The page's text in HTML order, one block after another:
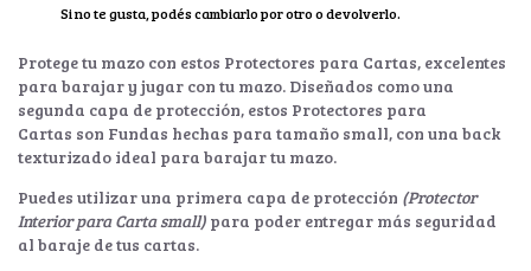
Si no te gusta, podés cambiarlo por otro o devolverlo.
Protege tu mazo con estos Protectores para Cartas, excelentes
para barajar y jugar con tu mazo. Diseñados como una
segunda capa de protección, estos Protectores para
Cartas son Fundas hechas para tamaño small, con una back
texturizado ideal para barajar tu mazo.
Puedes utilizar una primera capa de protección (Protector
Interior para Carta small) para poder entregar más seguridad
al baraje de tus cartas.